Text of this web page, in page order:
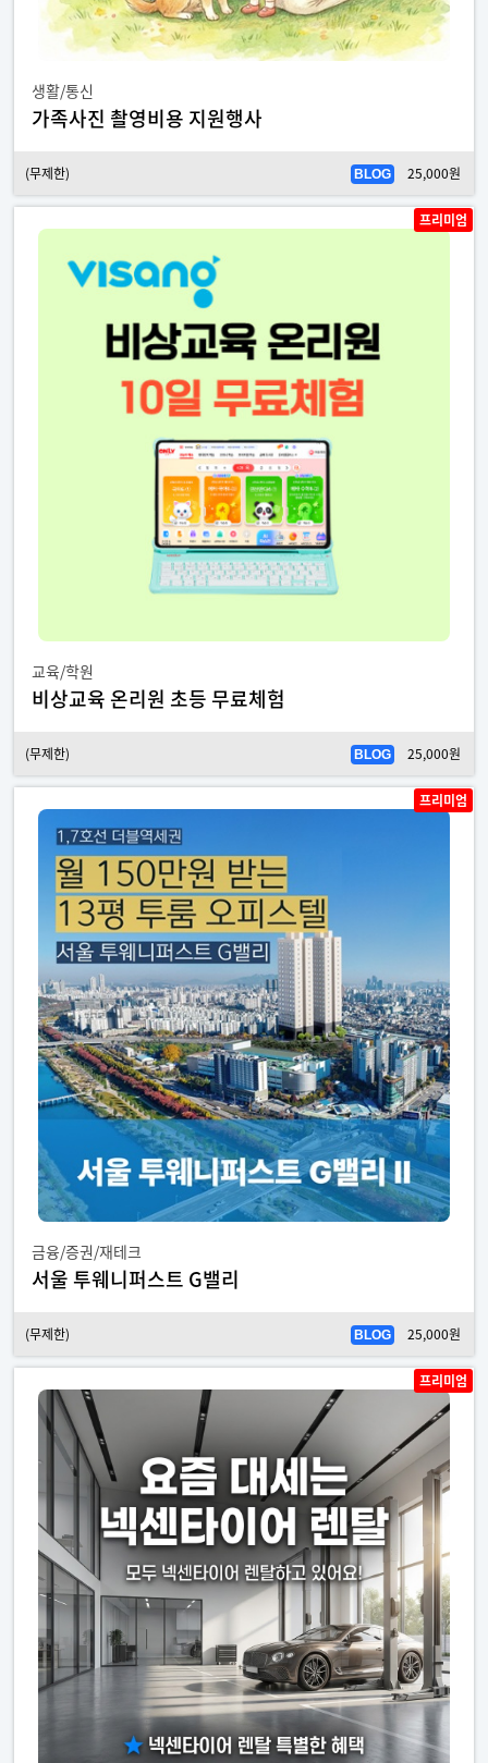
생활/통신
가족사진 촬영비용 지원행사
(무제한) BLOG 25,000원
프리미엄
교육/학원
비상교육 온리원 초등 무료체험
(무제한) BLOG 25,000원
프리미엄
금융/증권/재테크
서울 투웨니퍼스트 G밸리
(무제한) BLOG 25,000원
프리미엄